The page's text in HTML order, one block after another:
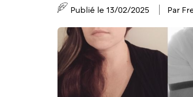
Publié le 13/02/2025 Par